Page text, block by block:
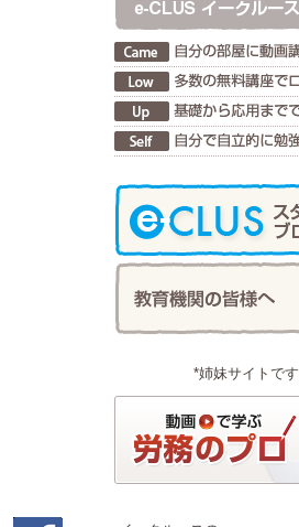
*姉妹サイトです